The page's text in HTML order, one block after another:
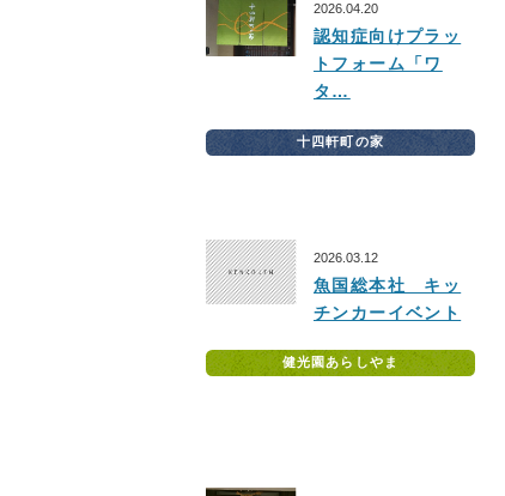
2026.04.20
認知症向けプラッ
トフォーム「ワ
タ…
十四軒町の家
2026.03.12
魚国総本社 キッ
チンカーイベント
健光園あらしやま